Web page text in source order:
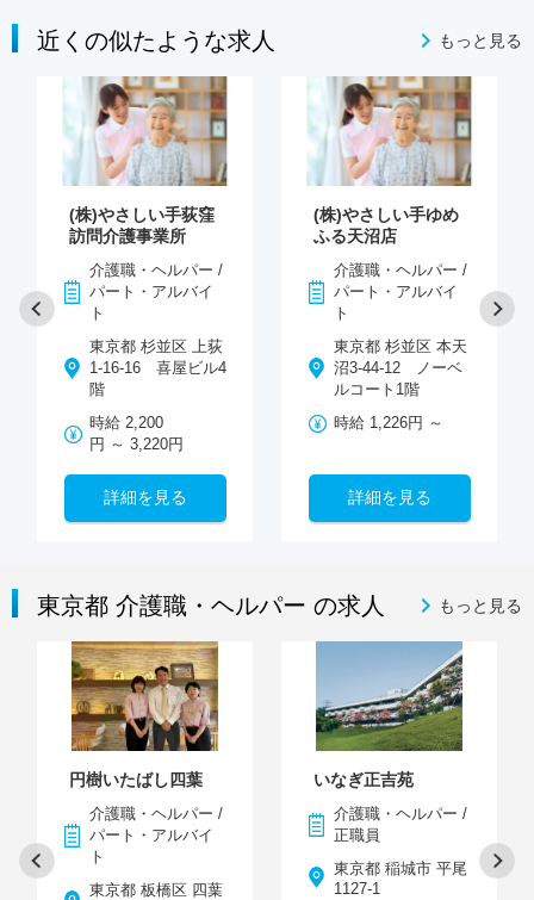
近くの似たような求人 もっと見る
(株)やさしい手荻窪
訪問介護事業所
介護職・ヘルパー /
パート・アルバイ
ト
東京都 杉並区 上荻
1-16-16 喜屋ビル4
階
時給 2,200
円 ～ 3,220円
詳細を見る
(株)やさしい手ゆめ
ふる天沼店
介護職・ヘルパー /
パート・アルバイ
ト
東京都 杉並区 本天
沼3-44-12 ノーベ
ルコート1階
時給 1,226円 ～
詳細を見る
東京都 介護職・ヘルパー の求人 もっと見る
円樹いたばし四葉
介護職・ヘルパー /
パート・アルバイ
ト
東京都 板橋区 四葉
いなぎ正吉苑
介護職・ヘルパー /
正職員
東京都 稲城市 平尾
1127-1